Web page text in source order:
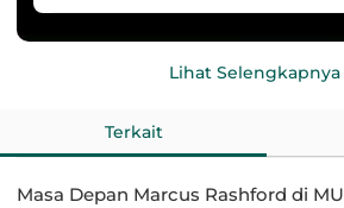
Lihat Selengkapnya
Terkait
Masa Depan Marcus Rashford di MU